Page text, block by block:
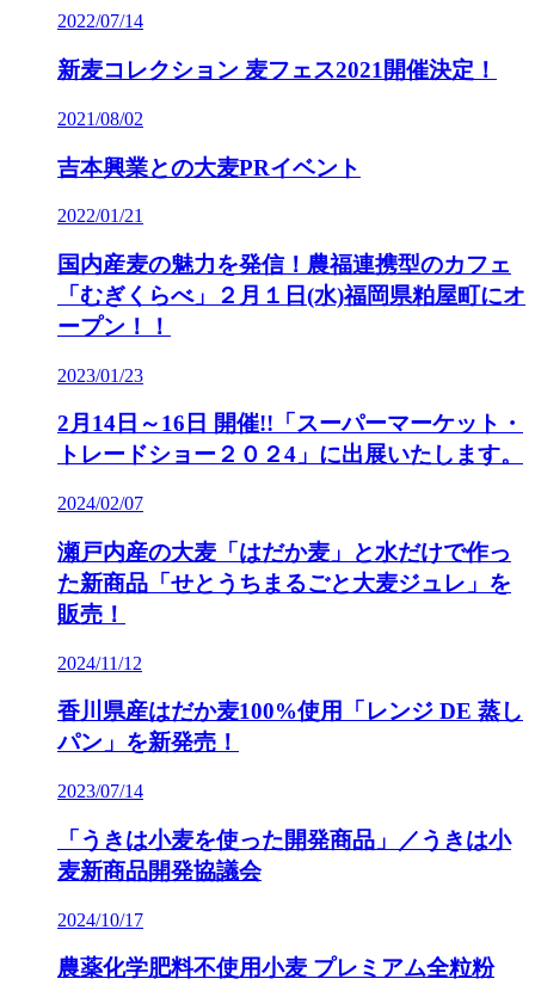
2022/07/14
新麦コレクション 麦フェス2021開催決定！
2021/08/02
吉本興業との大麦PRイベント
2022/01/21
国内産麦の魅力を発信！農福連携型のカフェ
「むぎくらべ」２月１日(水)福岡県粕屋町にオ
ープン！！
2023/01/23
2月14日～16日 開催!!「スーパーマーケット・
トレードショー２０２4」に出展いたします。
2024/02/07
瀬戸内産の大麦「はだか麦」と水だけで作っ
た新商品「せとうちまるごと大麦ジュレ」を
販売！
2024/11/12
香川県産はだか麦100%使用「レンジ DE 蒸し
パン」を新発売！
2023/07/14
「うきは小麦を使った開発商品」／うきは小
麦新商品開発協議会
2024/10/17
農薬化学肥料不使用小麦 プレミアム全粒粉